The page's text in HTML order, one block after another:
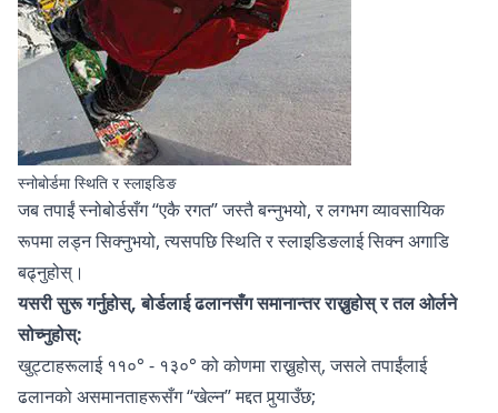
स्नोबोर्डमा स्थिति र स्लाइडिङ
जब तपाईं स्नोबोर्डसँग “एकै रगत” जस्तै बन्नुभयो, र लगभग व्यावसायिक
रूपमा लड्न सिक्नुभयो, त्यसपछि स्थिति र स्लाइडिङलाई सिक्न अगाडि
बढ्नुहोस्।
यसरी सुरू गर्नुहोस्, बोर्डलाई ढलानसँग समानान्तर राख्नुहोस् र तल ओर्लने
सोच्नुहोस्:
खुट्टाहरूलाई ११०° - १३०° को कोणमा राख्नुहोस्, जसले तपाईंलाई
ढलानको असमानताहरूसँग “खेल्न” मद्दत पुर्‍याउँछ;